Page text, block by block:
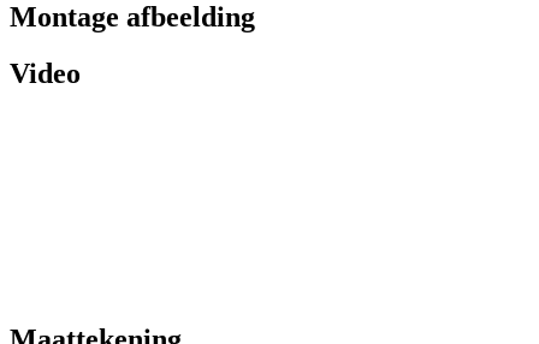
Montage afbeelding
Video